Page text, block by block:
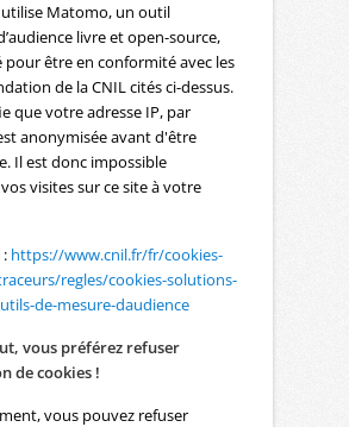
Matomo, un outil
livre et open-source,
pour être en conformité avec les
de la CNIL cités ci-dessus.
que votre adresse IP, par
anonymisée avant d'être
Il est donc impossible
visites sur ce site à votre
: https://www.cnil.fr/fr/cookies-
regles/cookies-solutions-
de-mesure-daudience
vous préférez refuser
de cookies !
vous pouvez refuser